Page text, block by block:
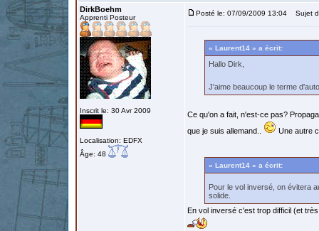
DirkBoehm
Apprenti Posteur
Inscrit le: 30 Avr 2009
Localisation: EDFX
Âge: 48
Posté le: 07/09/2009 13:04 Sujet
« Laurent14 » a écrit:
Hallo Dirk,
J'aime beaucoup le terme
Ce qu'on a fait, n'est-ce pas?
que je suis allemand..
Une autre
« Laurent14 » a écrit:
Pour le vol inversé, on évitera
solide.
En vol inversé c'est trop difficil (et